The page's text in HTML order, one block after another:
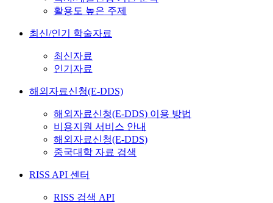
활용도 높은 주제
최신/인기 학술자료
최신자료
인기자료
해외자료신청(E-DDS)
해외자료신청(E-DDS) 이용 방법
비용지원 서비스 안내
해외자료신청(E-DDS)
중국대학 자료 검색
RISS API 센터
RISS 검색 API